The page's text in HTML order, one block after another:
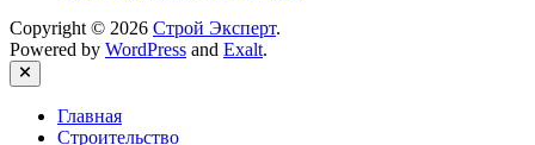
Copyright © 2026 Строй Эксперт.
Powered by WordPress and Exalt.
Close
Главная
Строительство